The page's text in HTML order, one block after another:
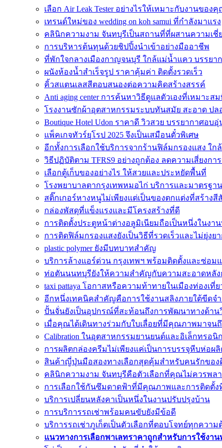
เลือก Air Leak Tester อย่างไรให้เหมาะกับงานของ
เทรนด์ใหม่ของ wedding on koh samui ที่กำลังมาแรง
คลินิกความงาม จันทบุรีเป็นสถานที่ที่ผสานความเชี่
การบริหารต้นทุนด้วยชิปปิ้งนำเข้าอย่างมืออาชีพ
ที่พักใจกลางเมืองกาญจนบุรี ใกล้แม่น้ำแคว บรรยา
ผนังห้องน้ำสำเร็จรูป ราคาคุ้มค่า ติดตั้งรวดเร็ว
คิ้วสแตนเลสสีตอบสนองต่อความคิดสร้างสรรค์
Anti aging center การค้นหาวิธีดูแลตัวเองที่เหมาะส
โรงงานซักผ้าอุตสาหกรรมระบบทันสมัย สะอาด ปล
Boutique Hotel Udon ราคาดี วิวสวย บรรยากาศอบอุ่
แพ็คเกจทัวร์ยุโรป 2025 จึงเป็นเสมือนตั๋วพิเศษ
อีกทั้งการเลือกใช้บริการจากร้านฟิล์มกรองแสง ใก
วิธีปฏิบัติตาม TFRS9 อย่างถูกต้อง ลดความเสี่ยงก
เลือกตู้เก็บของอย่างไร ให้สวยและประหยัดพื้นที่
โรงพยาบาลตากรุงเทพหมอไก่ บริการและมาตรฐ
สติ๊กเกอร์หางหนูไม่เพียงแต่เป็นของตกแต่งที่สร้างสี
กล่องพัสดุที่แข็งแรงและมีโครงสร้างที่ดี
การติดตั้งประตูหน้าต่างอลูมิเนียมถือเป็นหนึ่งในงา
การติดฟิล์มกรองแสงยังเป็นวิธีที่รวดเร็วและไม่ยุ่งย
plastic polymer ยังมีบทบาทสำคัญ
บริการล้างแอร์ด่วน กรุงเทพฯ พร้อมติดตั้งและซ่อม
ท่อตันนนทบุรียังให้ความสำคัญกับความสะอาดหลัง
taxi pattaya โอกาสหรือความท้าทายในเมืองท่องเที่ย
อีกหนึ่งเทคนิคสำคัญคือการใช้งานสลิงภายใต้ขีดจ
ปั้นจั่นยังเป็นอุปกรณ์ที่สะท้อนถึงการพัฒนาทางด้าน
เมื่อคุณได้เดินทางร่วมกับใบเลื่อยที่มีคุณภาพมาจน
Calibration ในอุตสาหกรรมยานยนต์และอิเล็กทรอนิ
การผลิตกล่องครีมไม่เพียงแค่เป็นการบรรจุหีบห่อ
สินค้าญี่ปุ่นมือสองทางเลือกสุดคุ้มสำหรับคนรักของ
คลินิกความงาม จันทบุรีคือตัวเลือกที่คุณไม่ควรพล
การเลือกใช้กันซึมดาดฟ้าที่มีคุณภาพและการติดตั้ง
บริการเปลี่ยนหลังคาเป็นหนึ่งในงานปรับปรุงบ้าน
การบริการรถเช่าพร้อมคนขับยังมีข้อดี
บริการรถเช่าภูเก็ตเป็นตัวเลือกที่ตอบโจทย์ทุกควา
แนวทางการเลือกพาเลทราคาถูกสำหรับการใช้งาน